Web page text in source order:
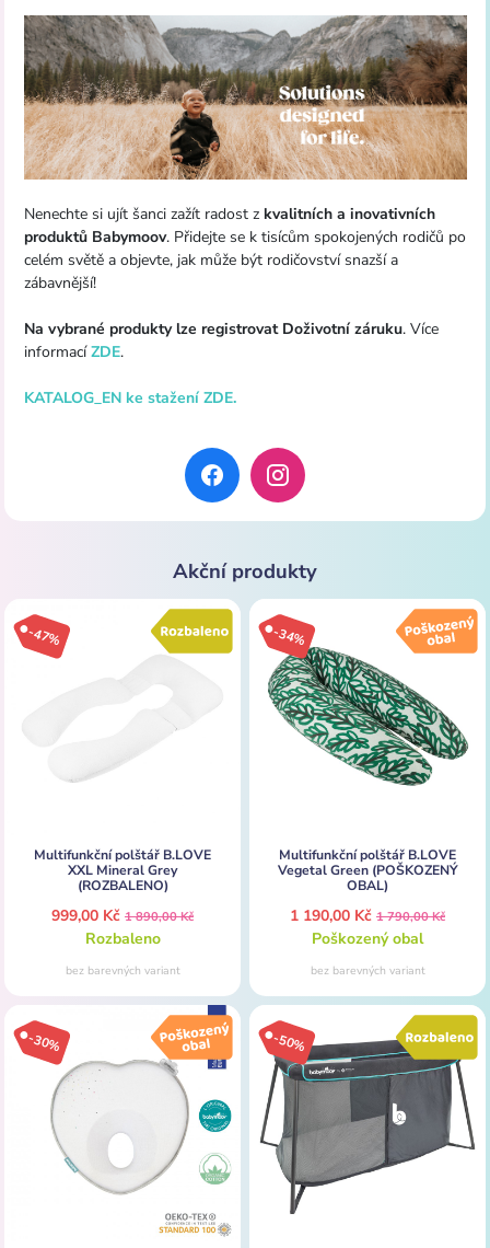
Nenechte si ujít šanci zažít radost z kvalitních a inovativních
produktů Babymoov. Přidejte se k tisícům spokojených rodičů po
celém světě a objevte, jak může být rodičovství snazší a
zábavnější!
Na vybrané produkty lze registrovat Doživotní záruku. Více
informacíZDE.
KATALOG_EN ke stažení ZDE.
Akční produkty
-47%
Multifunkční polštář B.LOVE
XXL Mineral Grey
(ROZBALENO)
999,00 Kč 1 890,00 Kč
Rozbaleno
bez barevných variant
-34%
Multifunkční polštář B.LOVE
Vegetal Green (POŠKOZENÝ
OBAL)
1 190,00 Kč 1 790,00 Kč
Poškozený obal
bez barevných variant
-30% -50%